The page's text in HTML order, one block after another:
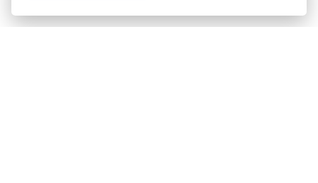
ประเภทธุรกิจไมซ์